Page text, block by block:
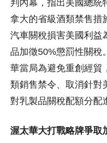
判內幕，指出美國總統
拿大的省級酒類禁售措
汽車關稅損害美國利益
品加徵50%懲罰性關稅
華當局為避免重創經貿
類銷售禁令、取消針對
對乳製品關稅配額分配
渥太華大打戰略牌爭取